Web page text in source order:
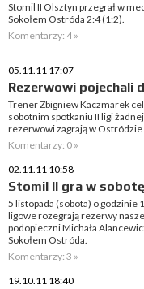
Stomil II Olsztyn przegrał w
Sokołem Ostróda 2:4 (1:2).
Komentarzy: 4 »
05.11.11 17:07
Rezerwowi pojechali
Trener Zbigniew Kaczmarek
sobotnim spotkaniu II ligi
rezerwowi zagrają w Ostródzie
Komentarzy: 0 »
02.11.11 10:58
Stomil II gra w
5 listopada (sobota) o godzinie
ligowe rozegrają rezerwy
podopieczni Michała
Sokołem Ostróda.
Komentarzy: 3 »
19.10.11 18:40